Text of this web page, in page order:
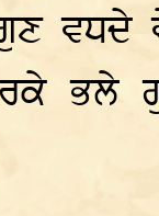
ਵਧਦੇ
ਭਲੇ